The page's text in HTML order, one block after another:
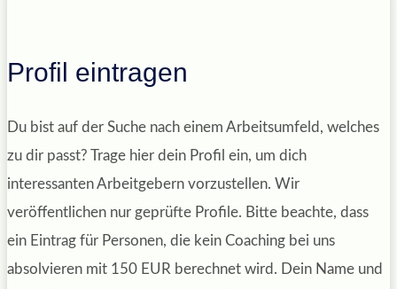
Profil eintragen
Du bist auf der Suche nach einem Arbeitsumfeld, welches
zu dir passt? Trage hier dein Profil ein, um dich
interessanten Arbeitgebern vorzustellen. Wir
veröffentlichen nur geprüfte Profile. Bitte beachte, dass
ein Eintrag für Personen, die kein Coaching bei uns
absolvieren mit 150 EUR berechnet wird. Dein Name und